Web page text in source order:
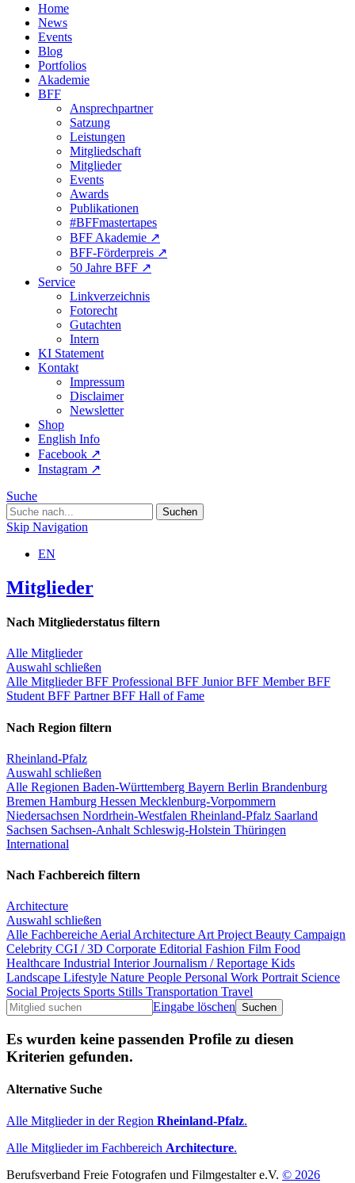
Home
News
Events
Blog
Portfolios
Akademie
BFF
Ansprechpartner
Satzung
Leistungen
Mitgliedschaft
Mitglieder
Events
Awards
Publikationen
#BFFmastertapes
BFF Akademie ↗︎
BFF-Förderpreis ↗︎
50 Jahre BFF ↗︎
Service
Linkverzeichnis
Fotorecht
Gutachten
Intern
KI Statement
Kontakt
Impressum
Disclaimer
Newsletter
Shop
English Info
Facebook ↗︎
Instagram ↗︎
Suche
Skip Navigation
EN
Mitglieder
Nach Mitgliederstatus filtern
Alle Mitglieder
Auswahl schließen
Alle MitgliederBFF Professional BFF JuniorBFF MemberBFF
Student BFF PartnerBFF Hall of Fame
Nach Region filtern
Rheinland-Pfalz
Auswahl schließen
Alle Regionen Baden-Württemberg Bayern Berlin Brandenburg
Bremen Hamburg Hessen Mecklenburg-Vorpommern
Niedersachsen Nordrhein-Westfalen Rheinland-Pfalz Saarland
Sachsen Sachsen-Anhalt Schleswig-Holstein Thüringen
International
Nach Fachbereich filtern
Architecture
Auswahl schließen
Alle Fachbereiche Aerial Architecture Art Project Beauty Campaign
Celebrity CGI / 3D Corporate Editorial Fashion Film Food
Healthcare Industrial InteriorJournalism / Reportage Kids
Landscape Lifestyle Nature People Personal Work Portrait Science
Social Projects Sports Stills Transportation Travel
Eingabe löschen
Es wurden keine passenden Profile zu diesen
Kriterien gefunden.
Alternative Suche
Alle Mitglieder in der Region Rheinland-Pfalz.
Alle Mitglieder im Fachbereich Architecture.
Berufsverband Freie Fotografen und Filmgestalter e.V. © 2026